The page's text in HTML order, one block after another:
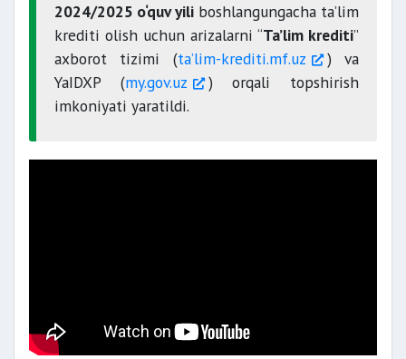
2024/2025 o‘quv yiliboshlangungacha ta’lim
krediti olish uchun arizalarni “Ta’lim krediti”
axborot tizimi (taʼlim-krediti.mf.uz
) va
YaIDXP (my.gov.uz
) orqali topshirish
imkoniyati yaratildi.